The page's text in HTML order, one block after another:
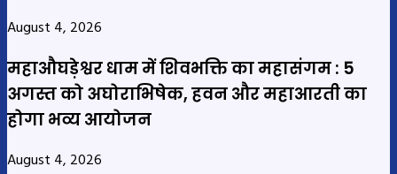
August 4, 2026
महाऔघड़ेश्वर धाम में शिवभक्ति का महासंगम : 5
अगस्त को अघोराभिषेक, हवन और महाआरती का
होगा भव्य आयोजन
August 4, 2026